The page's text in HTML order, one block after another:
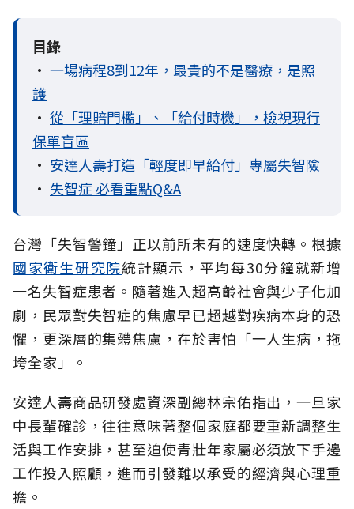
目錄
• 一場病程8到12年，最貴的不是醫療，是照
護
• 從「理賠門檻」、「給付時機」，檢視現行
保單盲區
• 安達人壽打造「輕度即早給付」專屬失智險
• 失智症 必看重點Q&A
台灣「失智警鐘」正以前所未有的速度快轉。根據
國家衛生研究院統計顯示，平均每30分鐘就新增
一名失智症患者。隨著進入超高齡社會與少子化加
劇，民眾對失智症的焦慮早已超越對疾病本身的恐
懼，更深層的集體焦慮，在於害怕「一人生病，拖
垮全家」。
安達人壽商品研發處資深副總林宗佑指出，一旦家
中長輩確診，往往意味著整個家庭都要重新調整生
活與工作安排，甚至迫使青壯年家屬必須放下手邊
工作投入照顧，進而引發難以承受的經濟與心理重
擔。